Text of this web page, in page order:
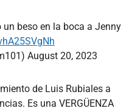
beso en la boca a Jenny
August 20, 2023
de Luis Rubiales a
Es una VERGÜENZA